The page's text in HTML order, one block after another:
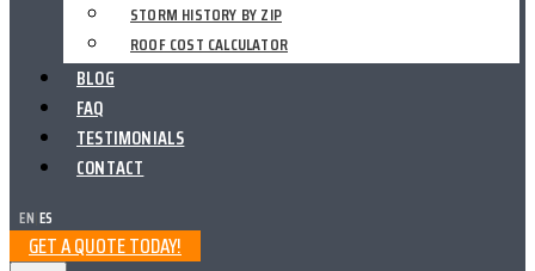
STORM HISTORY BY ZIP
ROOF COST CALCULATOR
BLOG
FAQ
TESTIMONIALS
CONTACT
EN ES
GET A QUOTE TODAY!